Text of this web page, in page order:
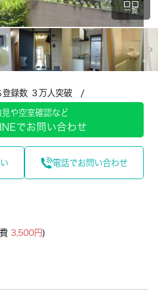
一覧
録数 ３万人突破 /
見や空室確認など
でお問い合わせ
電話でお問い合わせ
費3,500円)